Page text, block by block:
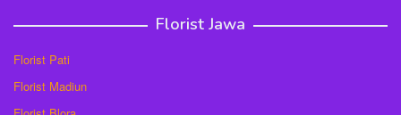
Florist Jawa
Florist Pati
Florist Madiun